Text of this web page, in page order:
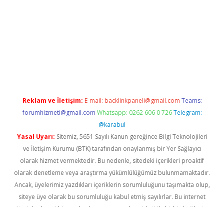
Reklam ve İletişim: E-mail: backlinkpaneli@gmail.com Teams:
forumhizmeti@gmail.com Whatsapp: 0262 606 0 726 Telegram:
@karabul
Yasal Uyarı: Sitemiz, 5651 Sayılı Kanun gereğince Bilgi Teknolojileri
ve İletişim Kurumu (BTK) tarafından onaylanmış bir Yer Sağlayıcı
olarak hizmet vermektedir. Bu nedenle, sitedeki içerikleri proaktif
olarak denetleme veya araştırma yükümlülüğümüz bulunmamaktadır.
Ancak, üyelerimiz yazdıkları içeriklerin sorumluluğunu taşımakta olup,
siteye üye olarak bu sorumluluğu kabul etmiş sayılırlar. Bu internet